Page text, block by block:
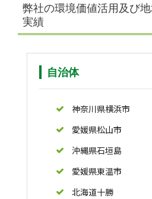
弊社の環境価値活用及び
実績
自治体
神奈川県横浜市
愛媛県松山市
沖縄県石垣島
愛媛県東温市
北海道十勝